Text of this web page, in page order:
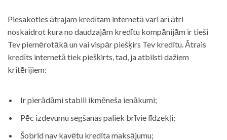
Piesakoties ātrajam kredītam internetā vari arī ātri
noskaidrot kura no daudzajām kredītu kompānijām ir tieši
Tev piemērotākā un vai vispār piešķirs Tev kredītu. Ātrais
kredīts internetā tiek piešķirts, tad, ja atbilsti dažiem
kritērijiem:
Ir pierādāmi stabili ikmēneša ienākumi;
Pēc izdevumu segšanas paliek brīvie līdzekļi;
Šobrīd nav kavētu kredīta maksājumu;